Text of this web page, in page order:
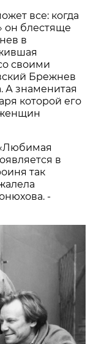
все: когда
он блестяще
в
своими
Брежнев
А знаменитая
которой его
в
так
-